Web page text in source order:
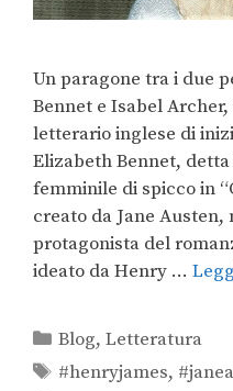
Un paragone tra i due
Bennet e Isabel
letterario inglese di
Elizabeth Bennet,
femminile di spicco in
creato da Jane
protagonista del
ideato da Henry …
Blog,Letteratura
#henryjames,